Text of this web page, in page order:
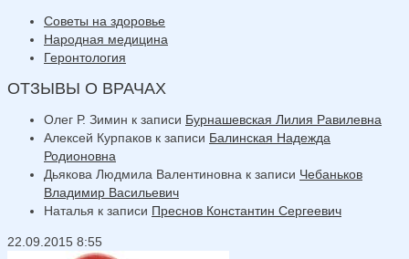
Советы на здоровье
Народная медицина
Геронтология
ОТЗЫВЫ О ВРАЧАХ
Олег Р. Зимин к записи Бурнашевская Лилия Равилевна
Алексей Курпаков к записи Балинская Надежда
Родионовна
Дьякова Людмила Валентиновна к записи Чебаньков
Владимир Васильевич
Наталья к записи Преснов Константин Сергеевич
22.09.2015 8:55